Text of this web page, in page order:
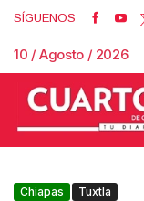
SÍGUENOS
10 / Agosto / 2026
Chiapas Tuxtla